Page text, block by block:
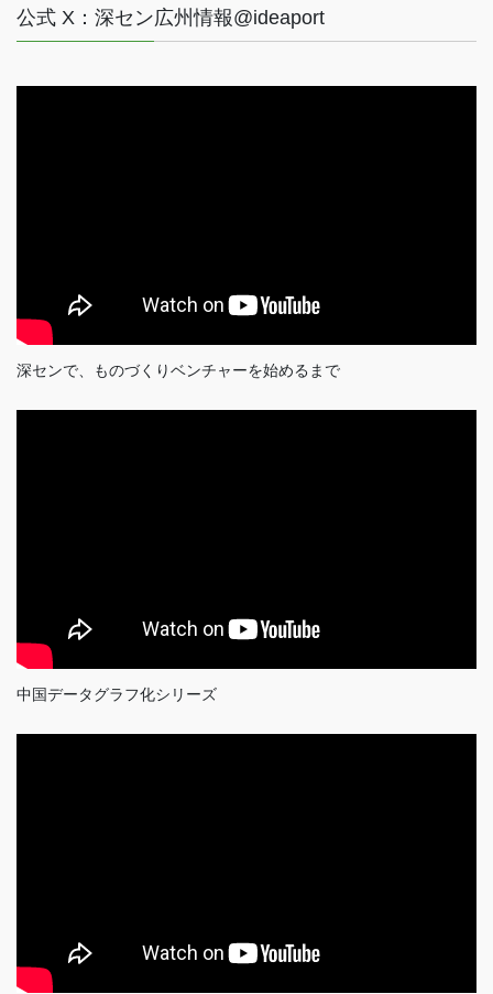
公式 X：深セン広州情報@ideaport
深センで、ものづくりベンチャーを始めるまで
中国データグラフ化シリーズ